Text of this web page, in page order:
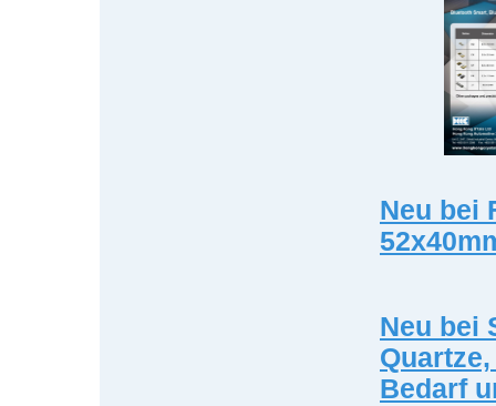
Neu bei
Neu bei
Bedarf